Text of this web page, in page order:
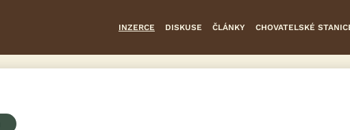
INZERCE DISKUSE ČLÁNKY CHOVATELSKÉ